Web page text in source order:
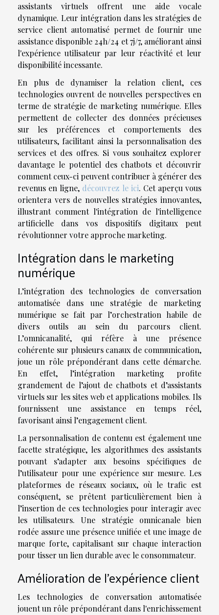
assistants virtuels offrent une aide vocale
dynamique. Leur intégration dans les stratégies de
service client automatisé permet de fournir une
assistance disponible 24h/24 et 7j/7, améliorant ainsi
l'expérience utilisateur par leur réactivité et leur
disponibilité incessante.
En plus de dynamiser la relation client, ces
technologies ouvrent de nouvelles perspectives en
terme de stratégie de marketing numérique. Elles
permettent de collecter des données précieuses
sur les préférences et comportements des
utilisateurs, facilitant ainsi la personnalisation des
services et des offres. Si vous souhaitez explorer
davantage le potentiel des chatbots et découvrir
comment ceux-ci peuvent contribuer à générer des
revenus en ligne, découvrez le ici. Cet aperçu vous
orientera vers de nouvelles stratégies innovantes,
illustrant comment l'intégration de l'intelligence
artificielle dans vos dispositifs digitaux peut
révolutionner votre approche marketing.
Intégration dans le marketing
numérique
L’intégration des technologies de conversation
automatisée dans une stratégie de marketing
numérique se fait par l’orchestration habile de
divers outils au sein du parcours client.
L’omnicanalité, qui réfère à une présence
cohérente sur plusieurs canaux de communication,
joue un rôle prépondérant dans cette démarche.
En effet, l’intégration marketing profite
grandement de l’ajout de chatbots et d’assistants
virtuels sur les sites web et applications mobiles. Ils
fournissent une assistance en temps réel,
favorisant ainsi l’engagement client.
La personnalisation de contenu est également une
facette stratégique, les algorithmes des assistants
pouvant s’adapter aux besoins spécifiques de
l’utilisateur pour une expérience sur mesure. Les
plateformes de réseaux sociaux, où le trafic est
conséquent, se prêtent particulièrement bien à
l’insertion de ces technologies pour interagir avec
les utilisateurs. Une stratégie omnicanale bien
rodée assure une présence unifiée et une image de
marque forte, capitalisant sur chaque interaction
pour tisser un lien durable avec le consommateur.
Amélioration de l'expérience client
Les technologies de conversation automatisée
jouent un rôle prépondérant dans l'enrichissement